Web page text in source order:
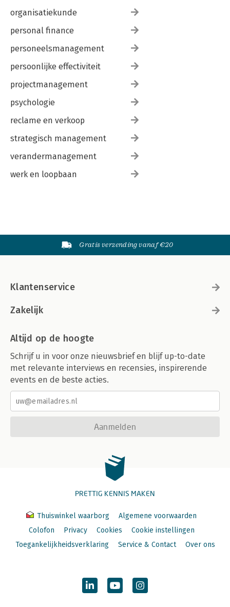
organisatiekunde
personal finance
personeelsmanagement
persoonlijke effectiviteit
projectmanagement
psychologie
reclame en verkoop
strategisch management
verandermanagement
werk en loopbaan
Gratis verzending vanaf €20
Klantenservice
Zakelijk
Altijd op de hoogte
Schrijf u in voor onze nieuwsbrief en blijf up-to-date
met relevante interviews en recensies, inspirerende
events en de beste acties.
Aanmelden
PRETTIG KENNIS MAKEN
Thuiswinkel waarborg
Algemene voorwaarden
Colofon
Privacy Cookies
Cookie instellingen
Toegankelijkheidsverklaring
Service & Contact Over ons